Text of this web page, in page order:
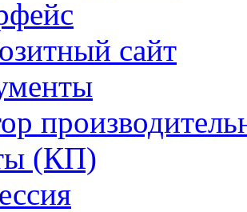
сайт
(КП)